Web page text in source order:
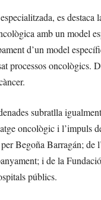
es
amb un model
d’un model
processos oncològics.
subratlla
oncològic i l’impuls
Begoña Barragán; de
i de la
públics.